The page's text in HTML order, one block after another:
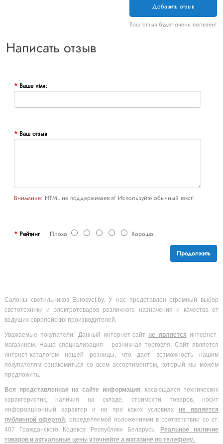
Добавить отзыв
Ваш отзыв будет очень полезен!
Написать отзыв
Ваше имя:
Ваш отзыв
Внимание: HTML не поддерживается! Используйте обычный текст!
РейтингПлохо Хорошо
Продолжить
Салоны светильников Eurosvet.by. У нас представлен огромный выбор
светотехники и электротоваров различного назначения и качества от
ведущих европейских производителей.
Уважаемые покупатели! Данный интернет-сайт не является интернет-
магазином. Наша специализация - розничная торговля. Сайт является
интрнет-каталогом нашей розницы, что дает возможность нашим
покупателям ознакомиться со всем ассортиментом, который мы можем
предложить.
Вся представленная на сайте информация, касающаяся технических
характеристик, наличия на складе, стоимости товаров, носит
информационный характер и ни при каких условиях не является
публичной офертой, определяемой положениями в соответствии со ст.
407 Гражданского Кодекса Республики Беларусь.
Реальное наличие
товаров и актуальные цены уточняйте а магазине по телефону.